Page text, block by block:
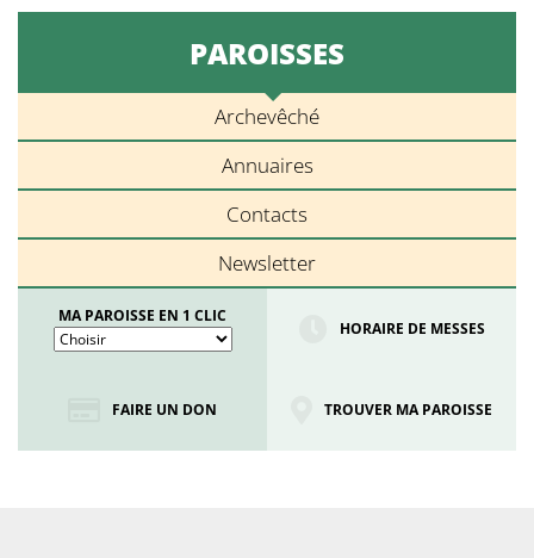
PAROISSES
Archevêché
Annuaires
Contacts
Newsletter
MA PAROISSE EN 1 CLIC
HORAIRE DE MESSES
FAIRE UN DON TROUVER MA PAROISSE